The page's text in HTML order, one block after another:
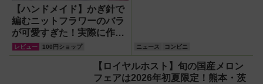
【ハンドメイド】かぎ針で
編むニットフラワーのバラ
が可愛すぎた！実際に作っ
てみたレビュー
レビュー 100円ショップ ニュース コンビニ
【ロイヤルホスト】旬の国産メロン
フェアは2026年初夏限定！熊本・茨